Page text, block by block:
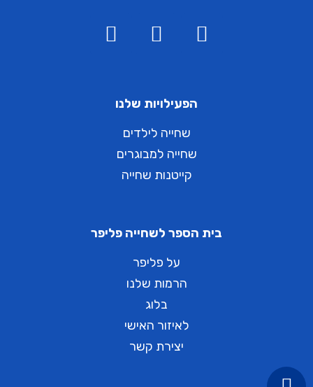
הפעילויות שלנו
שחייה לילדים
שחייה למבוגרים
קייטנות שחייה
בית הספר לשחייה פליפר
על פליפר
הרמות שלנו
בלוג
לאיזור האישי
יצירת קשר